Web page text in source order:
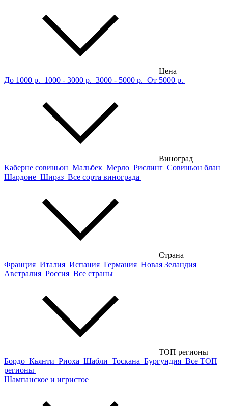
Цена
До 1000 р. 1000 - 3000 р. 3000 - 5000 р. От 5000 р.
Виноград
Каберне совиньон Мальбек Мерло Рислинг Совиньон блан
Шардоне Шираз Все сорта винограда
Страна
Франция Италия Испания Германия Новая Зеландия
Австралия Россия Все страны
ТОП регионы
Бордо Кьянти Риоха Шабли Тоскана Бургундия Все ТОП
регионы
Шампанское и игристое